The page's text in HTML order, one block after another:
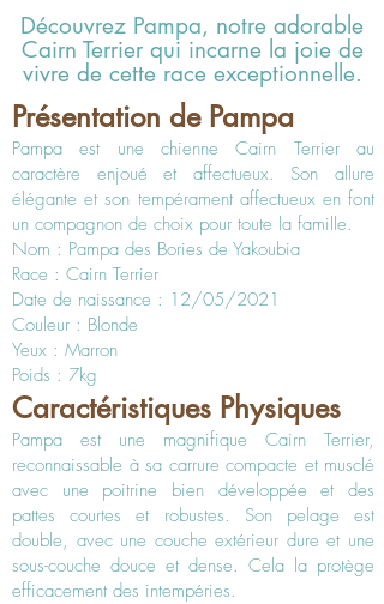
Découvrez Pampa, notre adorable
Cairn Terrier qui incarne la joie de
vivre de cette race exceptionnelle.
Présentation de Pampa
Pampa est une chienne Cairn Terrier au
caractère enjoué et affectueux. Son allure
élégante et son tempérament affectueux en font
un compagnon de choix pour toute la famille.
Nom : Pampa des Bories de Yakoubia
Race : Cairn Terrier
Date de naissance : 12/05/2021
Couleur : Blonde
Yeux : Marron
Poids : 7kg
Caractéristiques Physiques
Pampa est une magnifique Cairn Terrier,
reconnaissable à sa carrure compacte et musclé
avec une poitrine bien développée et des
pattes courtes et robustes. Son pelage est
double, avec une couche extérieur dure et une
sous-couche douce et dense. Cela la protège
efficacement des intempéries.